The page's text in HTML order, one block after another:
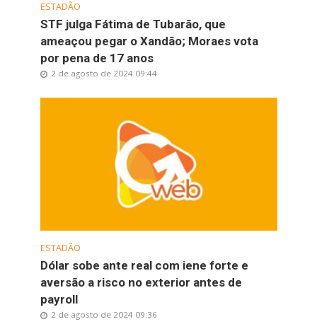
ESTADÃO
STF julga Fátima de Tubarão, que
ameaçou pegar o Xandão; Moraes vota
por pena de 17 anos
2 de agosto de 2024 09:44
ESTADÃO
Dólar sobe ante real com iene forte e
aversão a risco no exterior antes de
payroll
2 de agosto de 2024 09:36